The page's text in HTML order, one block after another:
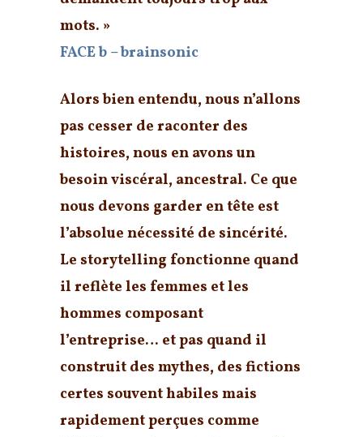
mots. »
FACE b – brainsonic
Alors bien entendu, nous n’allons
pas cesser de raconter des
histoires, nous en avons un
besoin viscéral, ancestral. Ce que
nous devons garder en tête est
l’absolue nécessité de sincérité.
Le storytelling fonctionne quand
il reflète les femmes et les
hommes composant
l’entreprise… et pas quand il
construit des mythes, des fictions
certes souvent habiles mais
rapidement perçues comme